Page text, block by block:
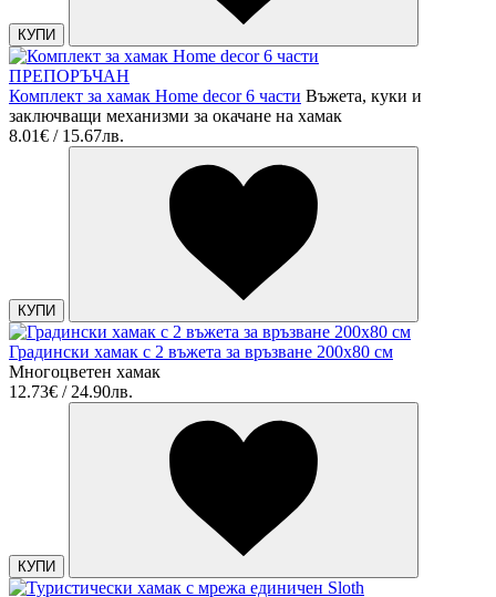
КУПИ
ПРЕПОРЪЧАН
Комплект за хамак Home decor 6 части Въжета, куки и
заключващи механизми за окачане на хамак
8.01€ / 15.67лв.
КУПИ
Градински хамак с 2 въжета за връзване 200x80 см
Многоцветен хамак
12.73€ / 24.90лв.
КУПИ